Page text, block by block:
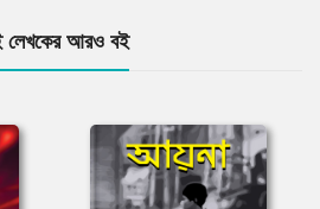
লেখকের আরও বই